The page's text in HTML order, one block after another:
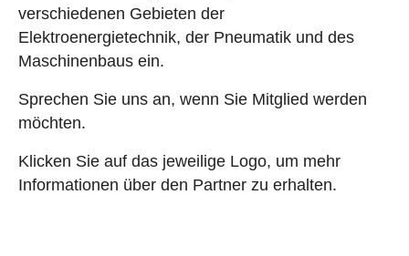
verschiedenen Gebieten der
Elektroenergietechnik, der Pneumatik und des
Maschinenbaus ein.
Sprechen Sie uns an, wenn Sie Mitglied werden
möchten.
Klicken Sie auf das jeweilige Logo, um mehr
Informationen über den Partner zu erhalten.